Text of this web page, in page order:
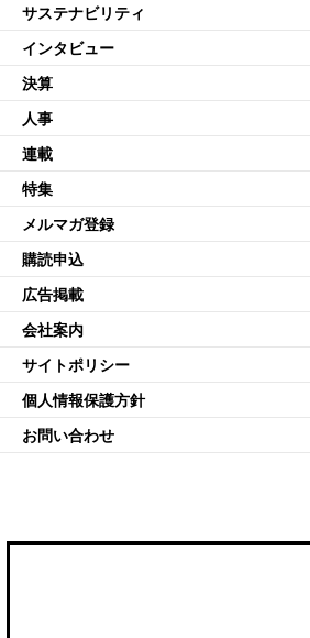
サステナビリティ
インタビュー
決算
人事
連載
特集
メルマガ登録
購読申込
広告掲載
会社案内
サイトポリシー
個人情報保護方針
お問い合わせ